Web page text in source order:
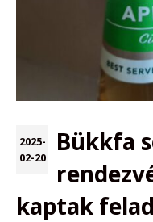
2025-
02-20
Bükkfa
kaptak